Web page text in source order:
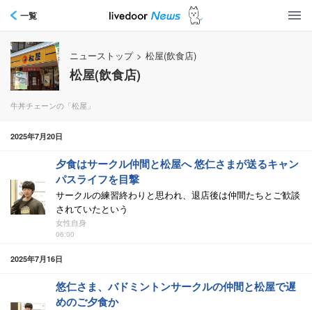
一覧
ニューストップ > 松屋(飲食店)
松屋(飲食店)
牛丼チェーンの「松屋」
2025年7月20日
夕食はサークル仲間と松屋へ 悠仁さまが送るキャン
パスライフを目撃
サークルの練習終わりと思われ、退店後は仲間たちとご歓談
されていたという
女性自身
06:00
2025年7月16日
悠仁さま、バドミントンサークルの仲間と松屋で遅
めのご夕食か